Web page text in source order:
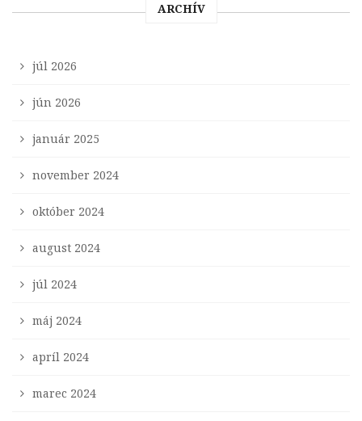
ARCHÍV
júl 2026
jún 2026
január 2025
november 2024
október 2024
august 2024
júl 2024
máj 2024
apríl 2024
marec 2024